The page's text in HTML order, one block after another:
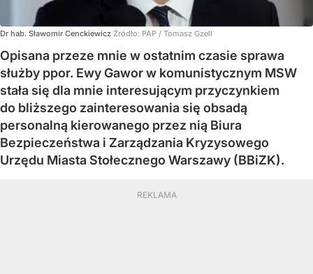
Dr hab. Sławomir Cenckiewicz Źródło: PAP / Tomasz Gzell
Opisana przeze mnie w ostatnim czasie sprawa
służby ppor. Ewy Gawor w komunistycznym MSW
stała się dla mnie interesującym przyczynkiem
do bliższego zainteresowania się obsadą
personalną kierowanego przez nią Biura
Bezpieczeństwa i Zarządzania Kryzysowego
Urzędu Miasta Stołecznego Warszawy (BBiZK).